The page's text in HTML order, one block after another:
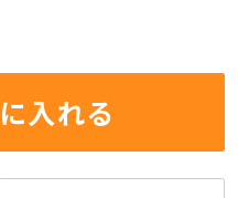
入れる